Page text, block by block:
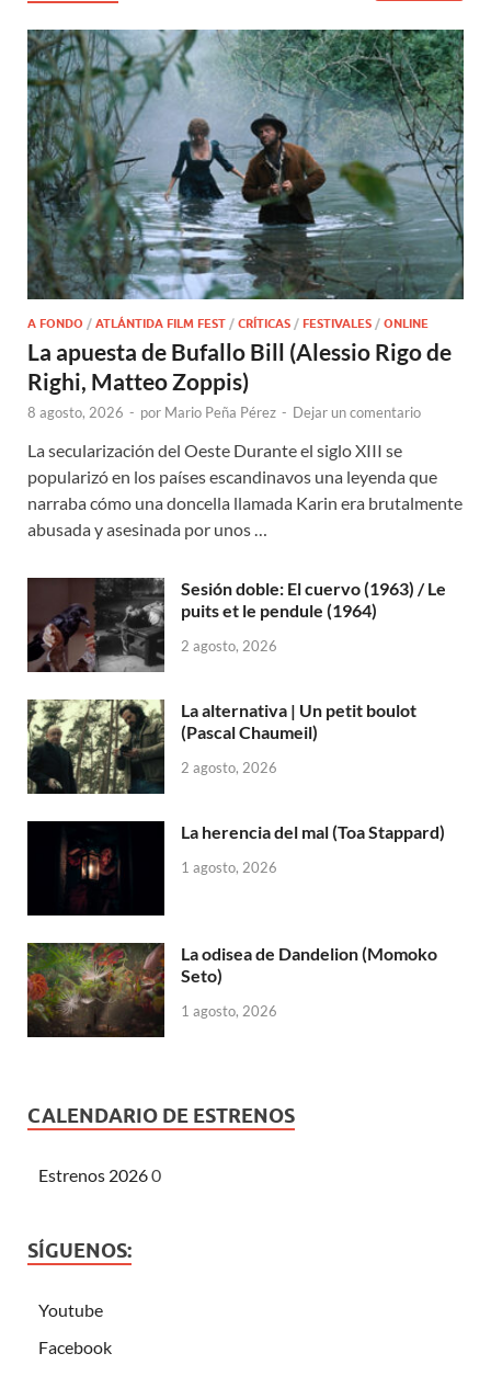
A FONDO / ATLÁNTIDA FILM FEST / CRÍTICAS / FESTIVALES / ONLINE
La apuesta de Bufallo Bill (Alessio Rigo de
Righi, Matteo Zoppis)
8 agosto, 2026 - por Mario Peña Pérez - Dejar un comentario
La secularización del Oeste Durante el siglo XIII se
popularizó en los países escandinavos una leyenda que
narraba cómo una doncella llamada Karin era brutalmente
abusada y asesinada por unos …
Sesión doble: El cuervo (1963) / Le
puits et le pendule (1964)
2 agosto, 2026
La alternativa | Un petit boulot
(Pascal Chaumeil)
2 agosto, 2026
La herencia del mal (Toa Stappard)
1 agosto, 2026
La odisea de Dandelion (Momoko
Seto)
1 agosto, 2026
CALENDARIO DE ESTRENOS
Estrenos 20260
SÍGUENOS:
Youtube
Facebook